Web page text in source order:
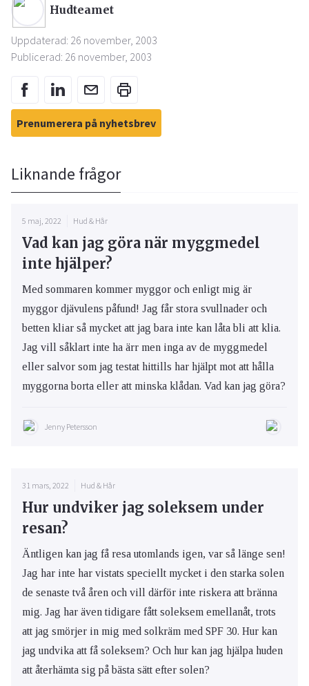
Hudteamet
Uppdaterad: 26 november, 2003
Publicerad: 26 november, 2003
Prenumerera på nyhetsbrev
Liknande frågor
5 maj, 2022 Hud & Hår
Vad kan jag göra när myggmedel
inte hjälper?
Med sommaren kommer myggor och enligt mig är
myggor djävulens påfund! Jag får stora svullnader och
betten kliar så mycket att jag bara inte kan låta bli att klia.
Jag vill såklart inte ha ärr men inga av de myggmedel
eller salvor som jag testat hittills har hjälpt mot att hålla
myggorna borta eller att minska klådan. Vad kan jag göra?
Jenny Petersson
31 mars, 2022 Hud & Hår
Hur undviker jag soleksem under
resan?
Äntligen kan jag få resa utomlands igen, var så länge sen!
Jag har inte har vistats speciellt mycket i den starka solen
de senaste två åren och vill därför inte riskera att bränna
mig. Jag har även tidigare fått soleksem emellanåt, trots
att jag smörjer in mig med solkräm med SPF 30. Hur kan
jag undvika att få soleksem? Och hur kan jag hjälpa huden
att återhämta sig på bästa sätt efter solen?